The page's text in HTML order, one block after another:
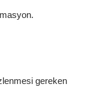
gereken